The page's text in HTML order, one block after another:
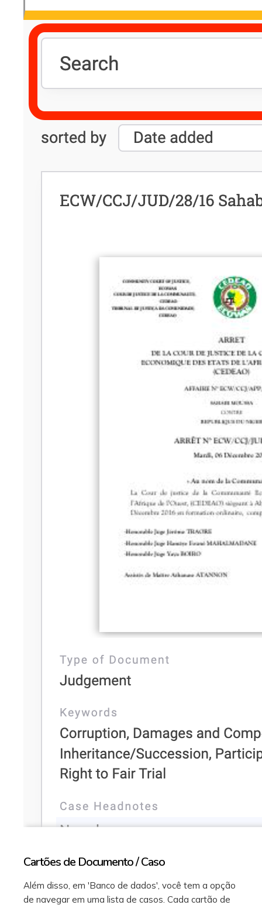
Cartões de Documento / Caso
Além disso, em 'Banco de dados', você tem a opção
de navegar em uma lista de casos. Cada cartão de